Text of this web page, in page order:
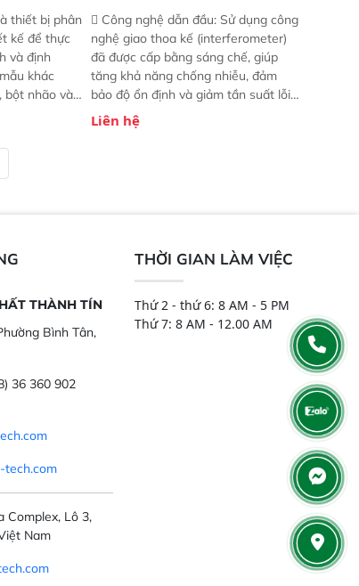
thiết bị phân
kế để thực
và định
khác
bột nhão và
phép bất
phân tích
nút bấm
Chuyên
 Công nghệ dẫn đầu: Sử dụng công
nghệ giao thoa kế (interferometer)
đã được cấp bằng sáng chế, giúp
tăng khả năng chống nhiễu, đảm
bảo độ ổn định và giảm tần suất lỗi.
 Phạm vi ứng dụng rộng: Đáp ứng
nhu cầu kiểm tra đa dạng mẫu mã
Liên hệ
THÀNH TÍN
Bình Tân,
36 360 902
tech.com
Complex, Lô 3,
Nam
THỜI GIAN LÀM VIỆC
Thứ 2 - thứ 6: 8 AM - 5 PM
Thứ 7: 8 AM - 12.00 AM